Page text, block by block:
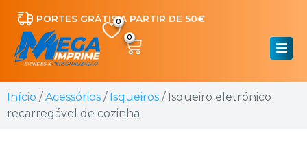
PORTES GRÁTIS A PARTIR DE 50€
0
Início /Acessórios / Isqueiros / Isqueiro eletrónico
recarregável de cozinha